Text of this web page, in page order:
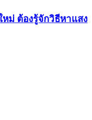
ม่ ต้องรู้จักวิธีหาแสง